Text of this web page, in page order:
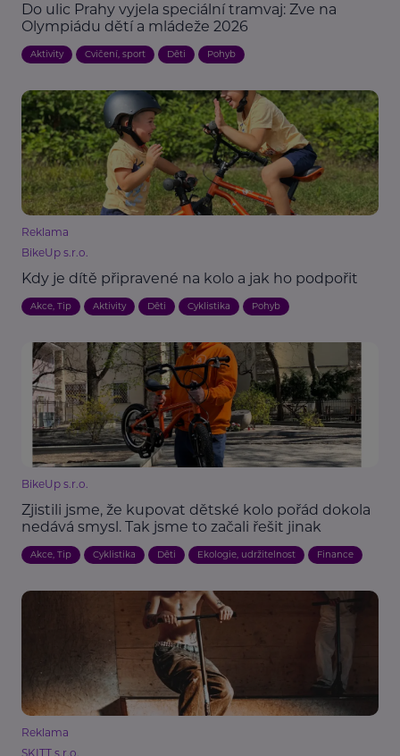
Do ulic Prahy vyjela speciální tramvaj: Zve na
Olympiádu dětí a mládeže 2026
Aktivity Cvičení, sport Děti Pohyb
Reklama
BikeUp s.r.o.
Kdy je dítě připravené na kolo a jak ho podpořit
Akce, Tip Aktivity Děti Cyklistika Pohyb
BikeUp s.r.o.
Zjistili jsme, že kupovat dětské kolo pořád dokola
nedává smysl. Tak jsme to začali řešit jinak
Akce, Tip Cyklistika Děti Ekologie, udržitelnost Finance
Reklama
SKITT s.r.o.